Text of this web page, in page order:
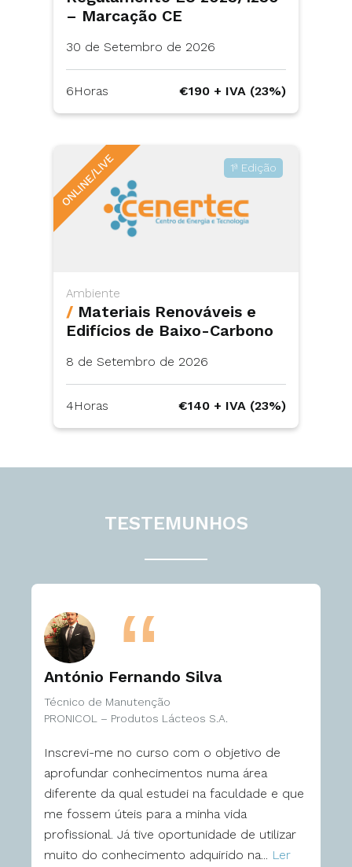
– Marcação CE
30 de Setembro de 2026
6Horas €190 + IVA (23%)
ONLINE/LIVE 1ª Edição
Ambiente
/ Materiais Renováveis e
Edifícios de Baixo-Carbono
8 de Setembro de 2026
4Horas €140 + IVA (23%)
TESTEMUNHOS
António Fernando Silva
Técnico de Manutenção
PRONICOL – Produtos Lácteos S.A.
Inscrevi-me no curso com o objetivo de
aprofundar conhecimentos numa área
diferente da qual estudei na faculdade e que
me fossem úteis para a minha vida
profissional. Já tive oportunidade de utilizar
muito do conhecimento adquirido na... Ler